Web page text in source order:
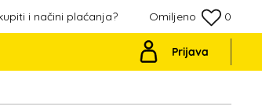
Omiljeno 0
i načini plaćanja?
Prijava